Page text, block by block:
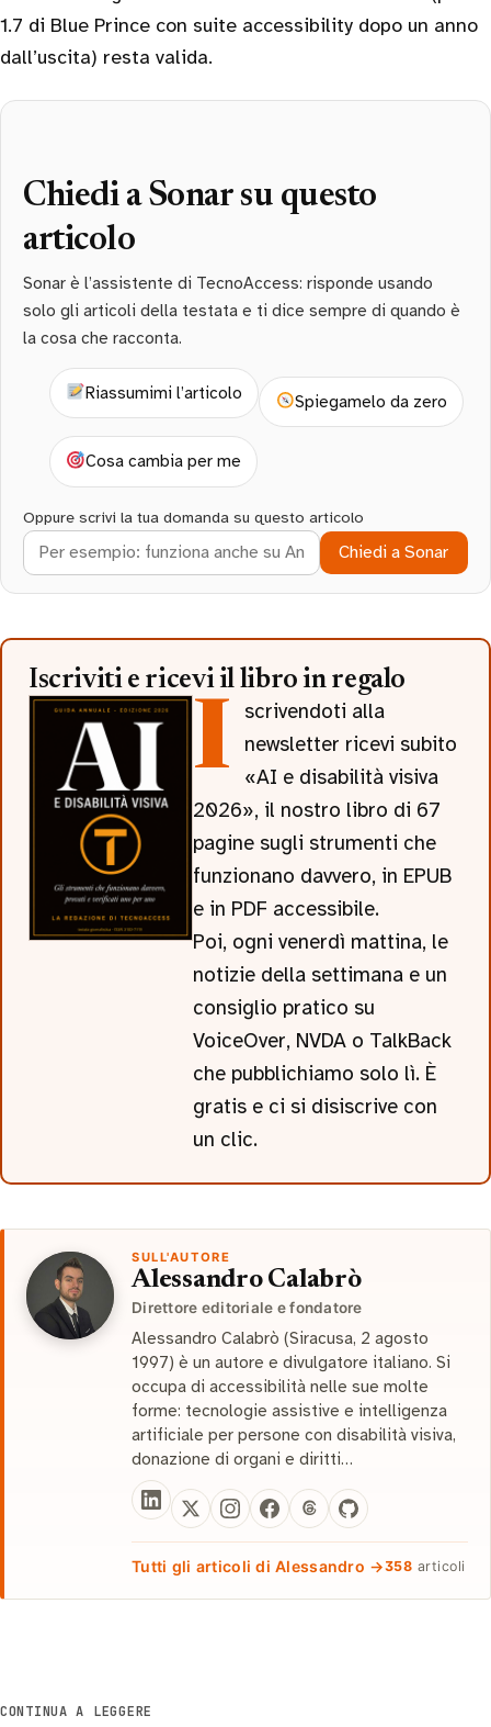
1.7 di Blue Prince con suite accessibility dopo un anno
dall’uscita) resta valida.
Chiedi a Sonar su questo
articolo
Sonar è l’assistente di TecnoAccess: risponde usando
solo gli articoli della testata e ti dice sempre di quando è
la cosa che racconta.
Riassumimi l’articolo Spiegamelo da zero
Cosa cambia per me
Oppure scrivi la tua domanda su questo articolo
Chiedi a Sonar
Iscriviti e ricevi il libro in regalo
Iscrivendoti alla
newsletter ricevi subito
«AI e disabilità visiva
2026», il nostro libro di 67
pagine sugli strumenti che
funzionano davvero, in EPUB
e in PDF accessibile.
Poi, ogni venerdì mattina, le
notizie della settimana e un
consiglio pratico su
VoiceOver, NVDA o TalkBack
che pubblichiamo solo lì. È
gratis e ci si disiscrive con
un clic.
SULL'AUTORE
Alessandro Calabrò
Direttore editoriale e fondatore
Alessandro Calabrò (Siracusa, 2 agosto
1997) è un autore e divulgatore italiano. Si
occupa di accessibilità nelle sue molte
forme: tecnologie assistive e intelligenza
artificiale per persone con disabilità visiva,
donazione di organi e diritti…
Tutti gli articoli di Alessandro →358 articoli
CONTINUA A LEGGERE